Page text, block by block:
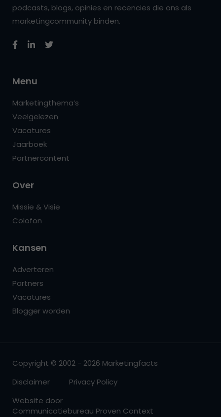
podcasts, blogs, opinies en recencies die ons als
marketingcommunity binden.
Menu
Marketingthema’s
Veelgelezen
Vacatures
Jaarboek
Partnercontent
Over
Missie & Visie
Colofon
Kansen
Adverteren
Partners
Vacatures
Blogger worden
Copyright © 2002 - 2026 Marketingfacts
Disclaimer
Privacy Policy
Website door
Communicatiebureau Proven Context